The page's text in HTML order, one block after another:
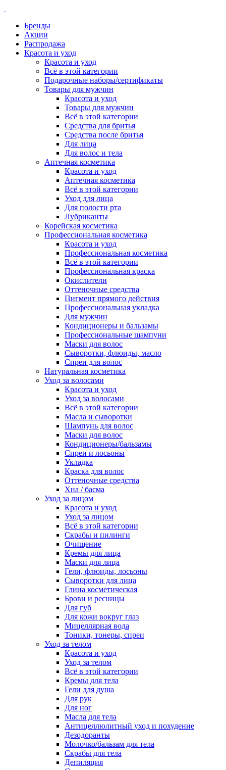
Бренды
Акции
Распродажа
Красота и уход
Красота и уход
Всё в этой категории
Подарочные наборы/сертификаты
Товары для мужчин
Красота и уход
Товары для мужчин
Всё в этой категории
Средства для бритья
Средства после бритья
Для лица
Для волос и тела
Аптечная косметика
Красота и уход
Аптечная косметика
Всё в этой категории
Уход для лица
Для полости рта
Лубриканты
Корейская косметика
Профессиональная косметика
Красота и уход
Профессиональная косметика
Всё в этой категории
Профессиональная краска
Окислители
Оттеночные средства
Пигмент прямого действия
Профессиональная укладка
Для мужчин
Кондиционеры и бальзамы
Профессиональные шампуни
Маски для волос
Сыворотки, флюиды, масло
Спреи для волос
Натуральная косметика
Уход за волосами
Красота и уход
Уход за волосами
Всё в этой категории
Масла и сыворотки
Шампунь для волос
Маски для волос
Кондиционеры/бальзамы
Спреи и лосьоны
Укладка
Краска для волос
Оттеночные средства
Хна / басма
Уход за лицом
Красота и уход
Уход за лицом
Всё в этой категории
Скрабы и пилинги
Очищение
Кремы для лица
Маски для лица
Гели, флюиды, лосьоны
Сыворотки для лица
Глина косметическая
Брови и ресницы
Для губ
Для кожи вокруг глаз
Мицеллярная вода
Тоники, тонеры, спреи
Уход за телом
Красота и уход
Уход за телом
Всё в этой категории
Кремы для тела
Гели для душа
Для рук
Для ног
Масла для тела
Антицеллюлитный уход и похудение
Дезодоранты
Молочко/бальзам для тела
Скрабы для тела
Депиляция